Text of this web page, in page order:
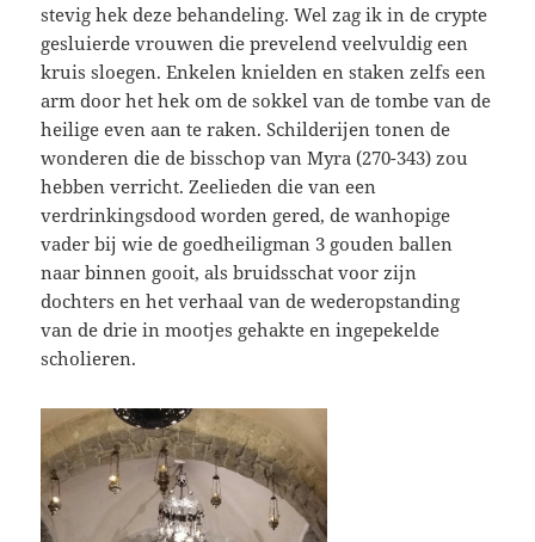
stevig hek deze behandeling. Wel zag ik in de crypte
gesluierde vrouwen die prevelend veelvuldig een
kruis sloegen. Enkelen knielden en staken zelfs een
arm door het hek om de sokkel van de tombe van de
heilige even aan te raken. Schilderijen tonen de
wonderen die de bisschop van Myra (270-343) zou
hebben verricht. Zeelieden die van een
verdrinkingsdood worden gered, de wanhopige
vader bij wie de goedheiligman 3 gouden ballen
naar binnen gooit, als bruidsschat voor zijn
dochters en het verhaal van de wederopstanding
van de drie in mootjes gehakte en ingepekelde
scholieren.